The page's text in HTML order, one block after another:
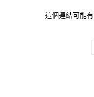
這個連結可能